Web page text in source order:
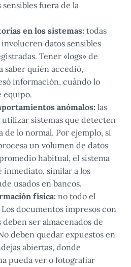
fuera de la
en los sistemas: todas
datos sensibles
Tener «logs» de
saber quién accedió,
información, cuándo lo
equipo.
anómalos: las
utilizar sistemas que detecten
de lo normal. Por ejemplo, si
un volumen de datos
habitual, el sistema
inmediato, similar a los
usados en bancos.
física: no todo el
documentos impresos con
ser almacenados de
deben quedar expuestos en
abiertas, donde
pueda ver o fotografiar